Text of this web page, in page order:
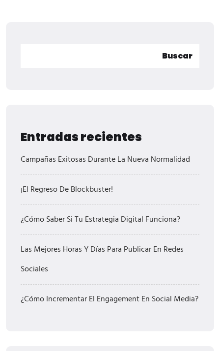
Buscar
Entradas recientes
Campañas Exitosas Durante La Nueva Normalidad
¡El Regreso De Blockbuster!
¿Cómo Saber Si Tu Estrategia Digital Funciona?
Las Mejores Horas Y Días Para Publicar En Redes
Sociales
¿Cómo Incrementar El Engagement En Social Media?